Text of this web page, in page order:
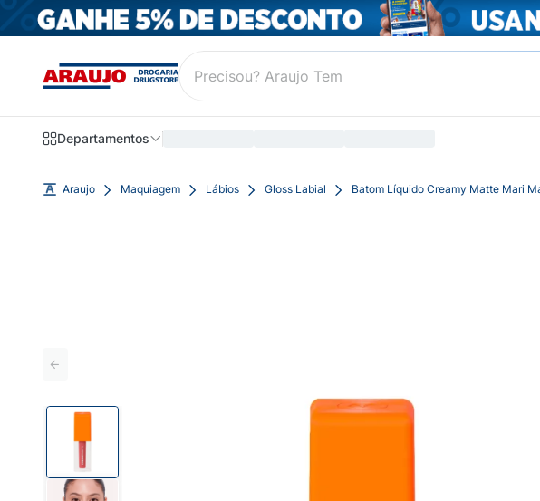
Departamentos
Araujo Maquiagem Lábios Gloss Labial Batom Líquido Creamy Matte Mari